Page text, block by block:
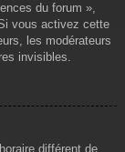
du forum »,
vous activez cette
les modérateurs
invisibles.
différent de